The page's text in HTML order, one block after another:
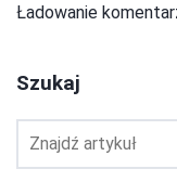
Ładowanie
Szukaj